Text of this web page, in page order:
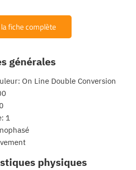
fiche complète
générales
On Line Double Conversion
1
physiques